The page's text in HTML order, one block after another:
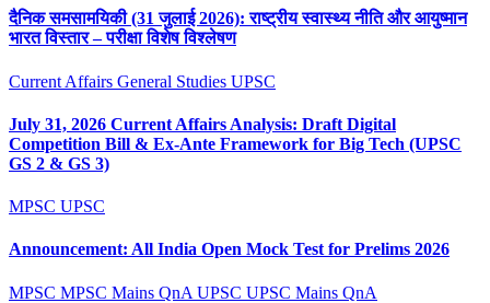
दैनिक समसामयिकी (31 जुलाई 2026): राष्ट्रीय स्वास्थ्य नीति और आयुष्मान
भारत विस्तार – परीक्षा विशेष विश्लेषण
Current Affairs General Studies UPSC
July 31, 2026 Current Affairs Analysis: Draft Digital
Competition Bill & Ex-Ante Framework for Big Tech (UPSC
GS 2 & GS 3)
MPSC UPSC
Announcement: All India Open Mock Test for Prelims 2026
MPSC MPSC Mains QnA UPSC UPSC Mains QnA